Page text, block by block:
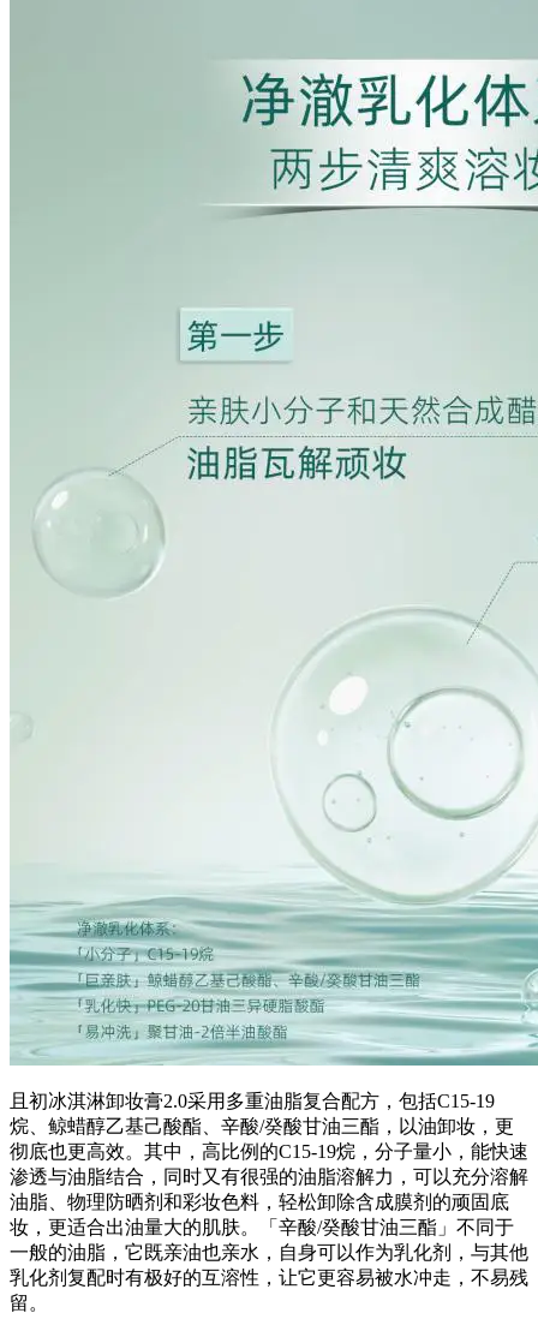
且初冰淇淋卸妆膏2.0采用多重油脂复合配方，包括C15-19
烷、鲸蜡醇乙基己酸酯、辛酸/癸酸甘油三酯，以油卸妆，更
彻底也更高效。其中，高比例的C15-19烷，分子量小，能快速
渗透与油脂结合，同时又有很强的油脂溶解力，可以充分溶解
油脂、物理防晒剂和彩妆色料，轻松卸除含成膜剂的顽固底
妆，更适合出油量大的肌肤。「辛酸/癸酸甘油三酯」不同于
一般的油脂，它既亲油也亲水，自身可以作为乳化剂，与其他
乳化剂复配时有极好的互溶性，让它更容易被水冲走，不易残
留。